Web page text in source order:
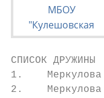
СПИСОК ДРУЖИНЫ
1.    Меркулова
2.    Меркулова